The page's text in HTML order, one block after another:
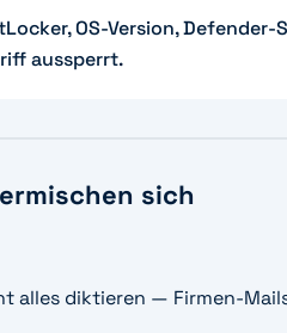
OS-Version,
aussperrt.
sich
alles diktieren — Firmen-